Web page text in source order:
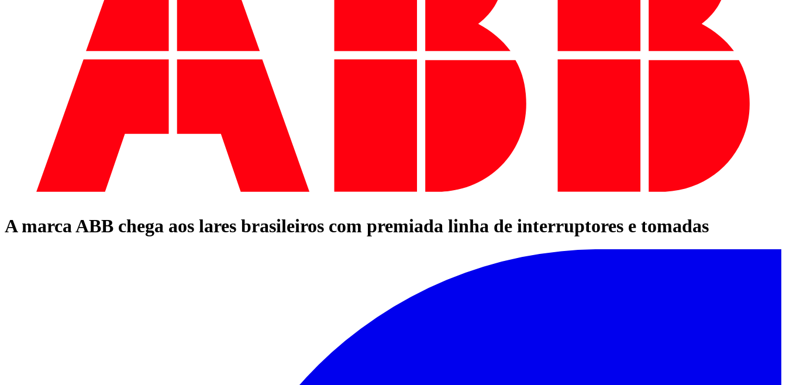
A marca ABB chega aos lares brasileiros com premiada linha de interruptores e tomadas